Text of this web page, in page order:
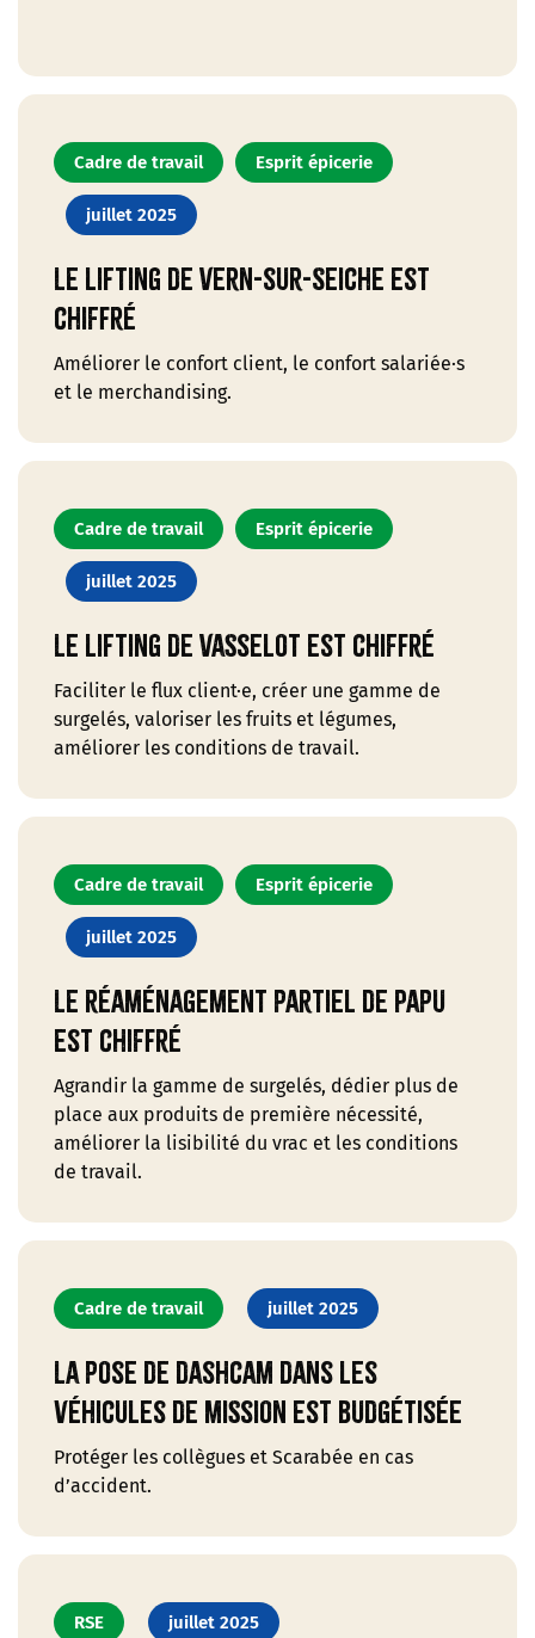
Cadre de travail Esprit épicerie
juillet 2025
Le lifting de Vern-sur-Seiche est
chiffré
Améliorer le confort client, le confort salariée·s
et le merchandising.
Cadre de travail Esprit épicerie
juillet 2025
Le lifting de Vasselot est chiffré
Faciliter le flux client·e, créer une gamme de
surgelés, valoriser les fruits et légumes,
améliorer les conditions de travail.
Cadre de travail Esprit épicerie
juillet 2025
Le réaménagement partiel de Papu
est chiffré
Agrandir la gamme de surgelés, dédier plus de
place aux produits de première nécessité,
améliorer la lisibilité du vrac et les conditions
de travail.
Cadre de travail juillet 2025
La pose de dashcam dans les
véhicules de mission est budgétisée
Protéger les collègues et Scarabée en cas
d’accident.
RSE juillet 2025